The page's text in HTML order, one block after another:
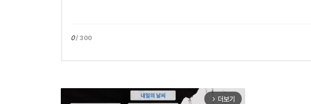
0/ 300
arrow_forward_ios 더보기